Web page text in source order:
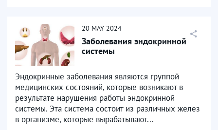
20 MAY 2024
Заболевания эндокринной
системы
Эндокринные заболевания являются группой
медицинских состояний, которые возникают в
результате нарушения работы эндокринной
системы. Эта система состоит из различных желез
в организме, которые вырабатывают...